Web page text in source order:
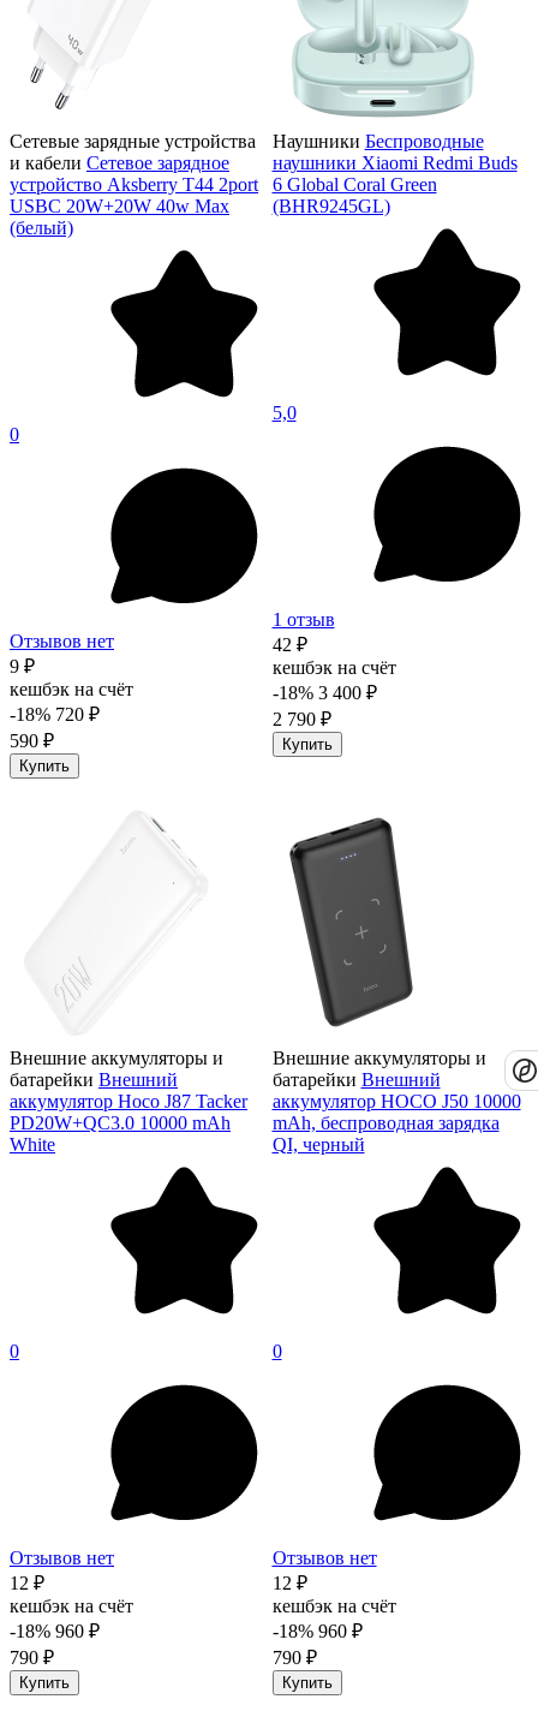
Сетевые зарядные устройства
и кабели Сетевое зарядное
устройство Aksberry T44 2port
USBC 20W+20W 40w Max
(белый)
0
Отзывов нет
9 ₽
кешбэк на счёт
-18% 720 ₽
590 ₽
Купить
Наушники Беспроводные
наушники Xiaomi Redmi Buds
6 Global Coral Green
(BHR9245GL)
5,0
1 отзыв
42 ₽
кешбэк на счёт
-18% 3 400 ₽
2 790 ₽
Купить
Внешние аккумуляторы и
батарейки Внешний
аккумулятор Hoco J87 Tacker
PD20W+QC3.0 10000 mAh
White
0
Отзывов нет
12 ₽
кешбэк на счёт
-18% 960 ₽
790 ₽
Купить
Внешние аккумуляторы и
батарейки Внешний
аккумулятор HOCO J50 10000
mAh, беспроводная зарядка
QI, черный
0
Отзывов нет
12 ₽
кешбэк на счёт
-18% 960 ₽
790 ₽
Купить